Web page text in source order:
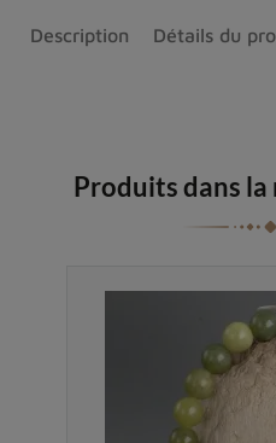
Description Détails du
Produits dans